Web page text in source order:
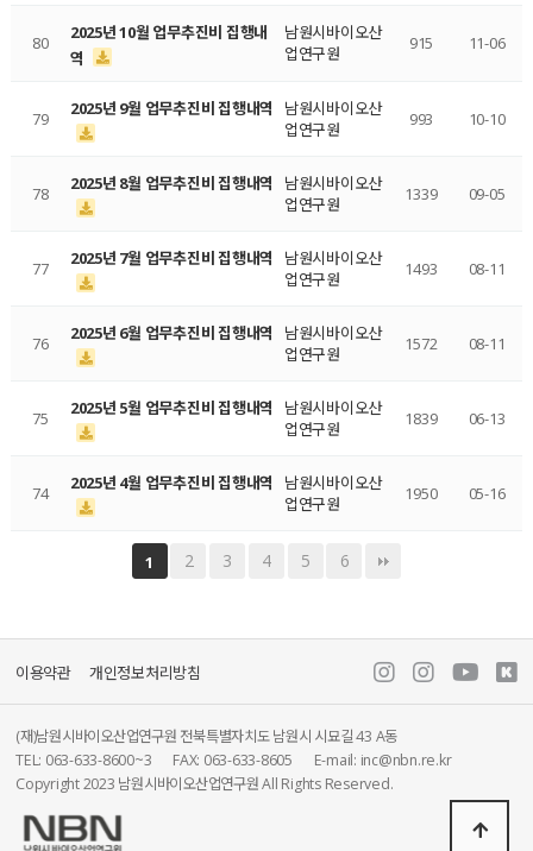
80
2025년 10월 업무추진비 집행내
역
남원시바이오산
업연구원
915 11-06
79
2025년 9월 업무추진비 집행내역
남원시바이오산
업연구원
993 10-10
78
2025년 8월 업무추진비 집행내역
남원시바이오산
업연구원
1339 09-05
77
2025년 7월 업무추진비 집행내역
남원시바이오산
업연구원
1493 08-11
76
2025년 6월 업무추진비 집행내역
남원시바이오산
업연구원
1572 08-11
75
2025년 5월 업무추진비 집행내역
남원시바이오산
업연구원
1839 06-13
74
2025년 4월 업무추진비 집행내역
남원시바이오산
업연구원
1950 05-16
1 2 3 4 5 6
이용약관 개인정보처리방침
(재)남원시바이오산업연구원 전북특별자치도 남원시 시묘길 43 A동
TEL: 063-633-8600~3
FAX: 063-633-8605
E-mail: inc@nbn.re.kr
Copyright 2023 남원시바이오산업연구원 All Rights Reserved.